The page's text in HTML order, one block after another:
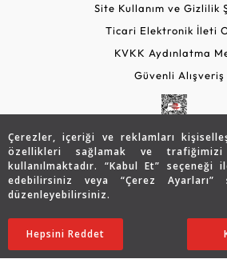
Çerezler, içeriği ve reklamları
özellikleri sağlamak ve
kullanılmaktadır. “Kabul Et”
edebilirsiniz veya “Çerez Ayarları”
düzenleyebilirsiniz.
Hepsini Reddet
64.665 TL
54.965 TL
Site Kullanım ve Gizlilik
Ticari Elektronik İleti
KVKK Aydınlatma
Güvenli Alışveriş
Copyright © 2026 Assos Pırlanta -